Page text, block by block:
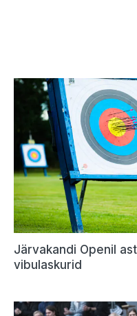
Järvakandi Openil
vibulaskurid